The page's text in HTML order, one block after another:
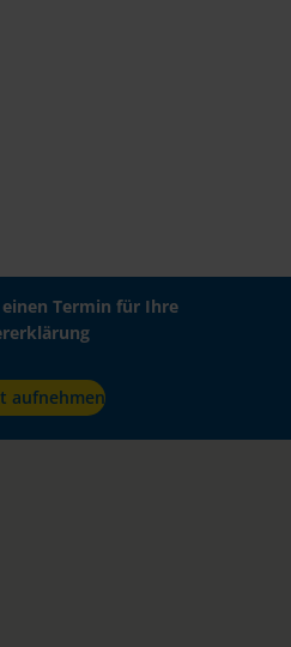
Termin für Ihre
aufnehmen